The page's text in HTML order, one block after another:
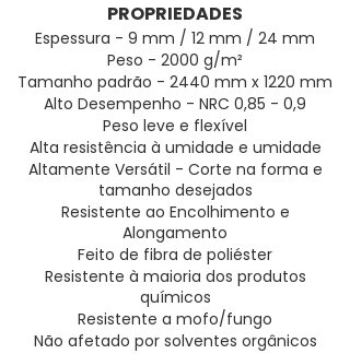
PROPRIEDADES
Espessura - 9 mm / 12 mm / 24 mm
Peso - 2000 g/m²
Tamanho padrão - 2440 mm x 1220 mm
Alto Desempenho - NRC 0,85 - 0,9
Peso leve e flexível
Alta resistência à umidade e umidade
Altamente Versátil - Corte na forma e
tamanho desejados
Resistente ao Encolhimento e
Alongamento
Feito de fibra de poliéster
Resistente à maioria dos produtos
químicos
Resistente a mofo/fungo
Não afetado por solventes orgânicos